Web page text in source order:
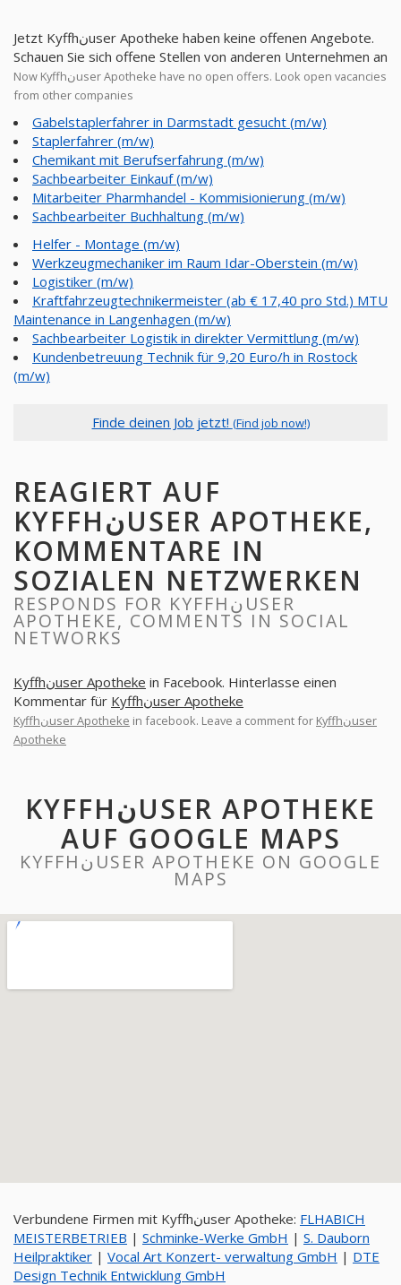
Jetzt Kyffhنuser Apotheke haben keine offenen Angebote.
Schauen Sie sich offene Stellen von anderen Unternehmen an
Now Kyffhنuser Apotheke have no open offers. Look open vacancies
from other companies
Gabelstaplerfahrer in Darmstadt gesucht (m/w)
Staplerfahrer (m/w)
Chemikant mit Berufserfahrung (m/w)
Sachbearbeiter Einkauf (m/w)
Mitarbeiter Pharmhandel - Kommisionierung (m/w)
Sachbearbeiter Buchhaltung (m/w)
Helfer - Montage (m/w)
Werkzeugmechaniker im Raum Idar-Oberstein (m/w)
Logistiker (m/w)
Kraftfahrzeugtechnikermeister (ab € 17,40 pro Std.) MTU
Maintenance in Langenhagen (m/w)
Sachbearbeiter Logistik in direkter Vermittlung (m/w)
Kundenbetreuung Technik für 9,20 Euro/h in Rostock
(m/w)
Finde deinen Job jetzt! (Find job now!)
REAGIERT AUF
KYFFHنUSER APOTHEKE,
KOMMENTARE IN
SOZIALEN NETZWERKEN
RESPONDS FOR KYFFHنUSER
APOTHEKE, COMMENTS IN SOCIAL
NETWORKS
Kyffhنuser Apotheke in Facebook. Hinterlasse einen
Kommentar für
Kyffhنuser Apotheke
Kyffhنuser Apotheke in facebook. Leave a comment for Kyffhنuser
Apotheke
KYFFHنUSER APOTHEKE
AUF GOOGLE MAPS
KYFFHنUSER APOTHEKE ON GOOGLE
MAPS
Verbundene Firmen mit Kyffhنuser Apotheke: FLHABICH
MEISTERBETRIEB | Schminke-Werke GmbH | S. Dauborn
Heilpraktiker | Vocal Art Konzert- verwaltung GmbH | DTE
Design Technik Entwicklung GmbH